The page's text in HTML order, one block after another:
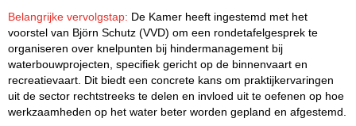
Belangrijke vervolgstap: De Kamer heeft ingestemd met het
voorstel van Björn Schutz (VVD) om een rondetafelgesprek te
organiseren over knelpunten bij hindermanagement bij
waterbouwprojecten, specifiek gericht op de binnenvaart en
recreatievaart. Dit biedt een concrete kans om praktijkervaringen
uit de sector rechtstreeks te delen en invloed uit te oefenen op hoe
werkzaamheden op het water beter worden gepland en afgestemd.